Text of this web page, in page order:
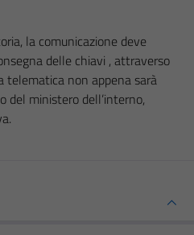
la comunicazione deve
delle chiavi , attraverso
telematica non appena sarà
del ministero dell’interno,